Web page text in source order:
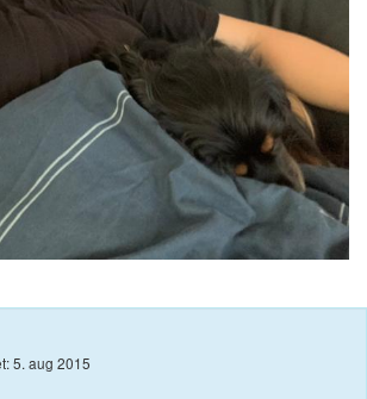
5. aug 2015